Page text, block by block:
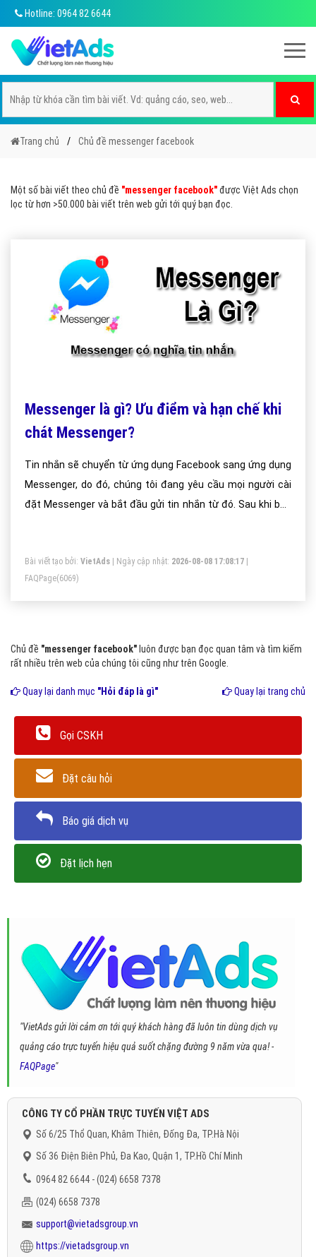
Hotline: 0964 82 6644
Trang chủ Chủ đề messenger facebook
Một số bài viết theo chủ đề "messenger facebook"được Việt Ads chọn
lọc từ hơn >50.000 bài viết trên web gửi tới quý bạn đọc.
Messenger là gì? Ưu điểm và hạn chế khi
chát Messenger?
Tin nhắn sẽ chuyển từ ứng dụng Facebook sang ứng dụng
Messenger, do đó, chúng tôi đang yêu cầu mọi người cài
đặt Messenger và bắt đầu gửi tin nhắn từ đó. Sau khi bạn
trên trang web Facebook..
Bài viết tạo bởi: VietAds | Ngày cập nhật: 2026-08-08 17:08:17
FAQPage(6069)
Chủ đề "messenger facebook" luôn được bạn đọc quan tâm và tìm kiếm
rất nhiều trên web của chúng tôi cũng như trên Google.
Quay lại danh mục "Hỏi đáp là gì" Quay lại trang chủ
Gọi CSKH
Đặt câu hỏi
Báo giá dịch vụ
Đặt lịch hẹn
"VietAds gửi lời cảm ơn tới quý khách hàng đã luôn tin dùng dịch vụ
quảng cáo trực tuyến hiệu quả suốt chặng đường 9 năm vừa qua! -
FAQPage"
CÔNG TY CỔ PHẦN TRỰC TUYẾN VIỆT ADS
Số 6/25 Thổ Quan, Khâm Thiên, Đống Đa, TP.Hà Nội
Số 36 Điện Biên Phủ, Đa Kao, Quận 1, TP.Hồ Chí Minh
0964 82 6644 - (024) 6658 7378
(024) 6658 7378
support@vietadsgroup.vn
https://vietadsgroup.vn